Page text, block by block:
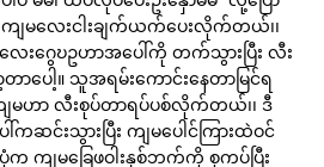
မလေးငါးချက်ယက်ပေးလိုက်တယ်၊၊
ဂွေဎဥဟာအပေါ်ကို တက်သွားပြီး လီး
ပေါ့။ သူအရမ်းကောင်းနေတာမြင်ရ
ျမဟာ လီးစုပ်တာရပ်ပစ်လိုက်တယ်၊၊ ဒီ
ကဆင်းသွားပြီး ကျမပေါင်ကြားထဲဝင်
ကျမခြေဖဝါးနှစ်ဘက်ကို စုကပ်ပြီး